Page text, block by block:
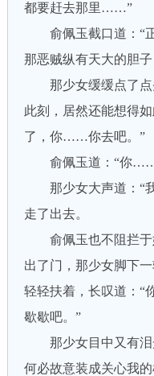
都要赶去那里……”
俞佩玉截口道：“正
那恶贼纵有天大的胆
那少女缓缓点了点
此刻，居然还能想得
了，你……你去吧。”
俞佩玉道：“你
那少女大声道：“我
走了出去。
俞佩玉也不阻拦于
出了门，那少女脚下
轻轻扶着，长叹道：“
歇歇吧。”
那少女目中又有泪
何必故意装成关心我